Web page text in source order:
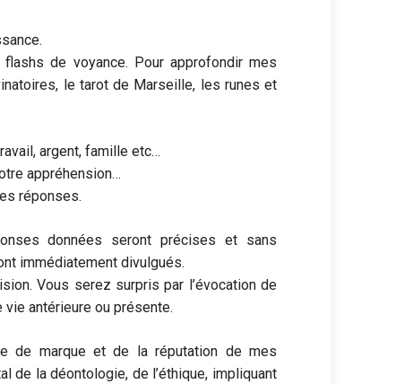
de voyance. Pour approfondir mes
le tarot de Marseille, les runes et
argent, famille etc…
appréhension…
réponses.
données seront précises et sans
immédiatement divulgués.
Vous serez surpris par l’évocation de
antérieure ou présente.
de marque et de la réputation de mes
de la déontologie, de l’éthique, impliquant